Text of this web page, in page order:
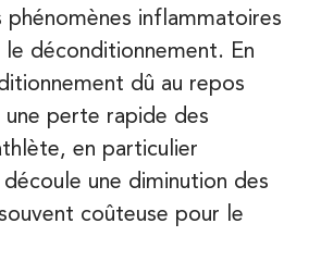
inflammatoires
déconditionnement. En
dû au repos
perte rapide des
en particulier
découle une diminution des
coûteuse pour le
SUR
SUR
75006 Paris
75006 Paris
06 95